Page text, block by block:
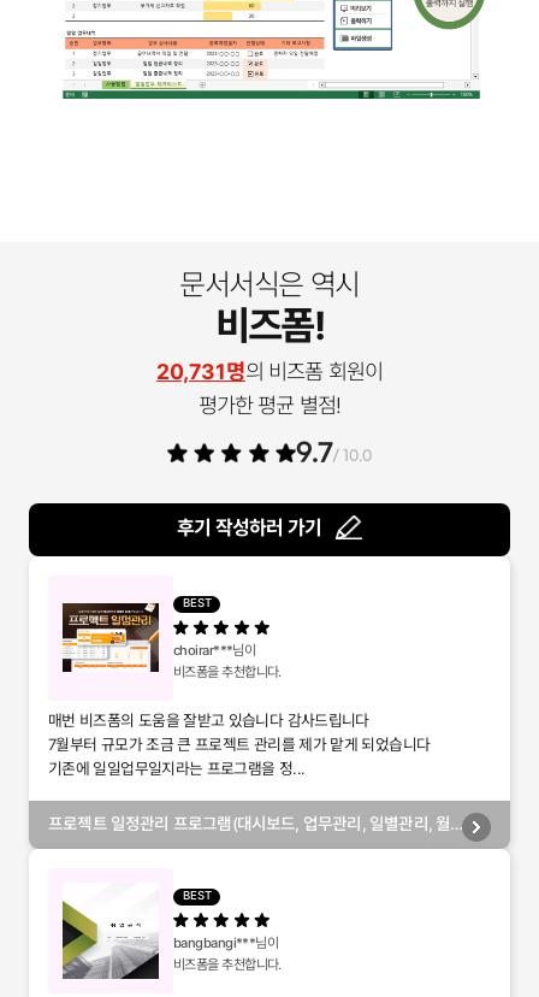
문서서식은 역시
비즈폼!
20,731명의 비즈폼 회원이
평가한 평균 별점!
9.7/ 10.0
후기 작성하러 가기
BEST
choirar***님이
비즈폼을 추천합니다.
매번 비즈폼의 도움을 잘받고 있습니다 감사드립니다
7월부터 규모가 조금 큰 프로젝트 관리를 제가 맡게 되었습니다
기존에 일일업무일지라는 프로그램을 정...
프로젝트 일정관리 프로그램(대시보드, 업무관리, 일별관리, 월
BEST
bangbangi***님이
비즈폼을 추천합니다.